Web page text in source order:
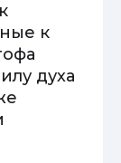
к
духа